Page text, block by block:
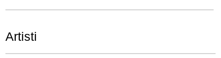
Artisti